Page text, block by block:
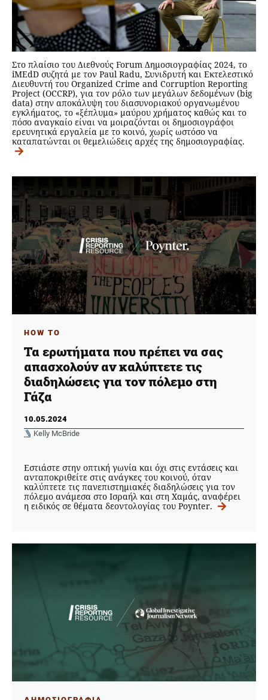
Στο πλαίσιο του Διεθνούς Forum Δημοσιογραφίας 2024, το
iMEdD συζητά με τον Paul Radu, Συνιδρυτή και Εκτελεστικό
Διευθυντή του Organized Crime and Corruption Reporting
Project (ΟCCRP), για τον ρόλο των μεγάλων δεδομένων (big
data) στην αποκάλυψη του διασυνοριακού οργανωμένου
εγκλήματος, το «ξέπλυμα» μαύρου χρήματος καθώς και το
πόσο αναγκαίο είναι να μοιραζόνται οι δημοσιογράφοι
ερευνητικά εργαλεία με το κοινό, χωρίς ωστόσο να
καταπατώνται οι θεμελιώδεις αρχές της δημοσιογραφίας.
HOW TO
Τα ερωτήματα που πρέπει να σας
απασχολούν αν καλύπτετε τις
διαδηλώσεις για τον πόλεμο στη
Γάζα
10.05.2024
Kelly McBride
Εστιάστε στην οπτική γωνία και όχι στις εντάσεις και
ανταποκριθείτε στις ανάγκες του κοινού, όταν
καλύπτετε τις πανεπιστημιακές διαδηλώσεις για τον
πόλεμο ανάμεσα στο Ισραήλ και στη Χαμάς, αναφέρει
η ειδικός σε θέματα δεοντολογίας του Poynter.